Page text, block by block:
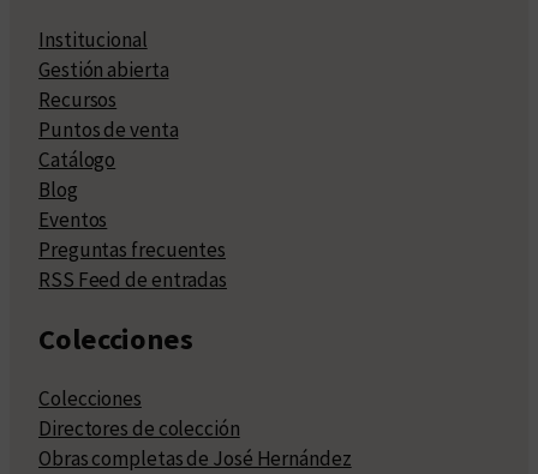
Institucional
Gestión abierta
Recursos
Puntos de venta
Catálogo
Blog
Eventos
Preguntas frecuentes
RSS Feed de entradas
Colecciones
Colecciones
Directores de colección
Obras completas de José Hernández